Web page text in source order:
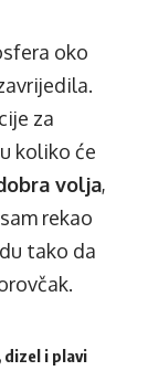
oko
za
koliko će
volja,
rekao
tako da
dizel i plavi